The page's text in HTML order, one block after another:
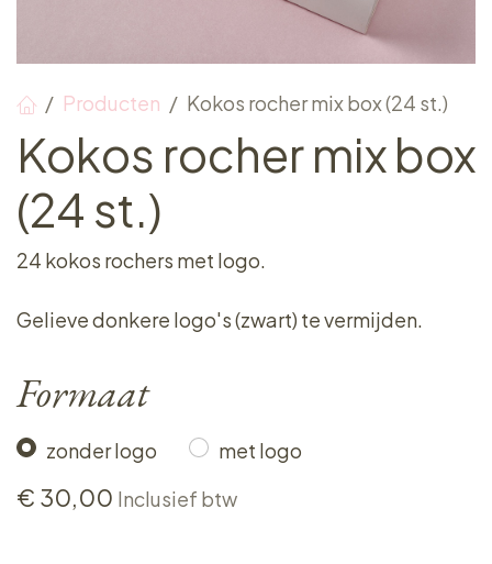
Producten Kokos rocher mix box (24 st.)
Kokos rocher mix box
(24 st.)
24 kokos rochers met logo.
Gelieve donkere logo's (zwart) te vermijden.
Formaat
zonder logo met logo
€ 30,00 Inclusief btw